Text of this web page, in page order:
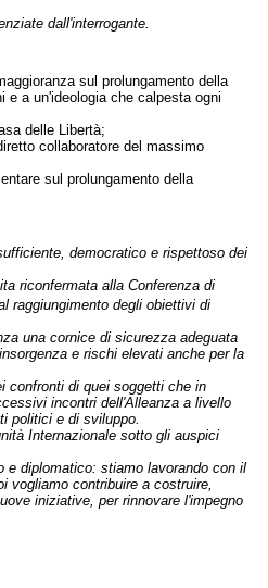
dall'interrogante.
sul prolungamento della
e a un'ideologia che calpesta ogni
delle Libertà;
collaboratore del massimo
sul prolungamento della
democratico e rispettoso dei
riconfermata alla Conferenza di
raggiungimento degli obiettivi di
una cornice di sicurezza adeguata
e rischi elevati anche per la
confronti di quei soggetti che in
incontri dell'Alleanza a livello
politici e di sviluppo.
Internazionale sotto gli auspici
e diplomatico: stiamo lavorando con il
vogliamo contribuire a costruire,
iniziative, per rinnovare l'impegno